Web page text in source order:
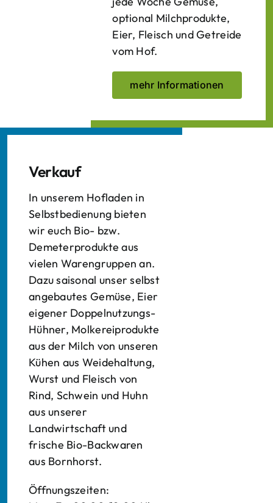
optional Milchprodukte,
Eier, Fleisch und Getreide
vom Hof.
mehr Informationen
Verkauf
In unserem Hofladen in
Selbstbedienung bieten
wir euch Bio- bzw.
Demeterprodukte aus
vielen Warengruppen an.
Dazu saisonal unser selbst
angebautes Gemüse, Eier
eigener Doppelnutzungs-
Hühner, Molkereiprodukte
aus der Milch von unseren
Kühen aus Weidehaltung,
Wurst und Fleisch von
Rind, Schwein und Huhn
aus unserer
Landwirtschaft und
frische Bio-Backwaren
aus Bornhorst.
Öffnungszeiten: